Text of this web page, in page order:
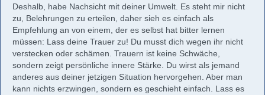
Deshalb, habe Nachsicht mit deiner Umwelt. Es steht mir nicht
zu, Belehrungen zu erteilen, daher sieh es einfach als
Empfehlung an von einem, der es selbst hat bitter lernen
müssen: Lass deine Trauer zu! Du musst dich wegen ihr nicht
verstecken oder schämen. Trauern ist keine Schwäche,
sondern zeigt persönliche innere Stärke. Du wirst als jemand
anderes aus deiner jetzigen Situation hervorgehen. Aber man
kann nichts erzwingen, sondern es geschieht einfach. Lass es